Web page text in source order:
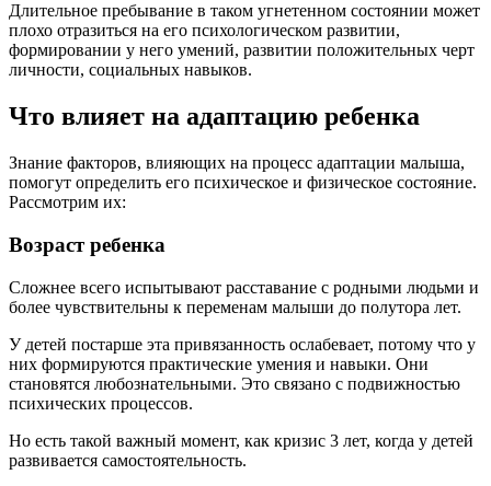
Длительное пребывание в таком угнетенном состоянии может
плохо отразиться на его психологическом развитии,
формировании у него умений, развитии положительных черт
личности, социальных навыков.
Что влияет на адаптацию ребенка
Знание факторов, влияющих на процесс адаптации малыша,
помогут определить его психическое и физическое состояние.
Рассмотрим их:
Возраст ребенка
Сложнее всего испытывают расставание с родными людьми и
более чувствительны к переменам малыши до полутора лет.
У детей постарше эта привязанность ослабевает, потому что у
них формируются практические умения и навыки. Они
становятся любознательными. Это связано с подвижностью
психических процессов.
Но есть такой важный момент, как кризис 3 лет, когда у детей
развивается самостоятельность.